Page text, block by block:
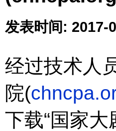
发表时间: 2017-
经过技术人
院(
下载“国家大